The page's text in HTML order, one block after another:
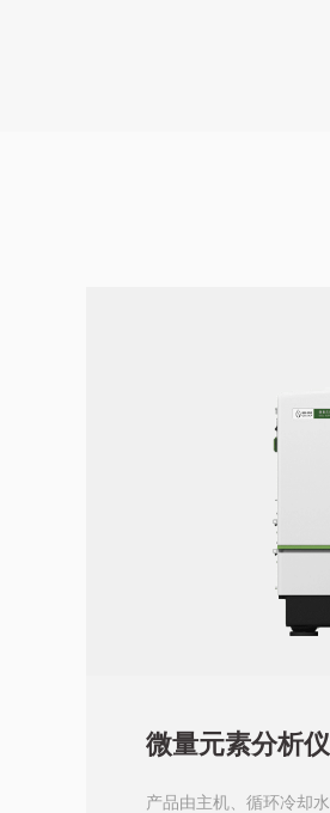
微量元素分析
产品由主机、循环冷却